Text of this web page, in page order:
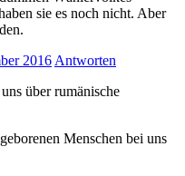
sie es noch nicht. Aber
2016 Antworten
über rumänische
Menschen bei uns